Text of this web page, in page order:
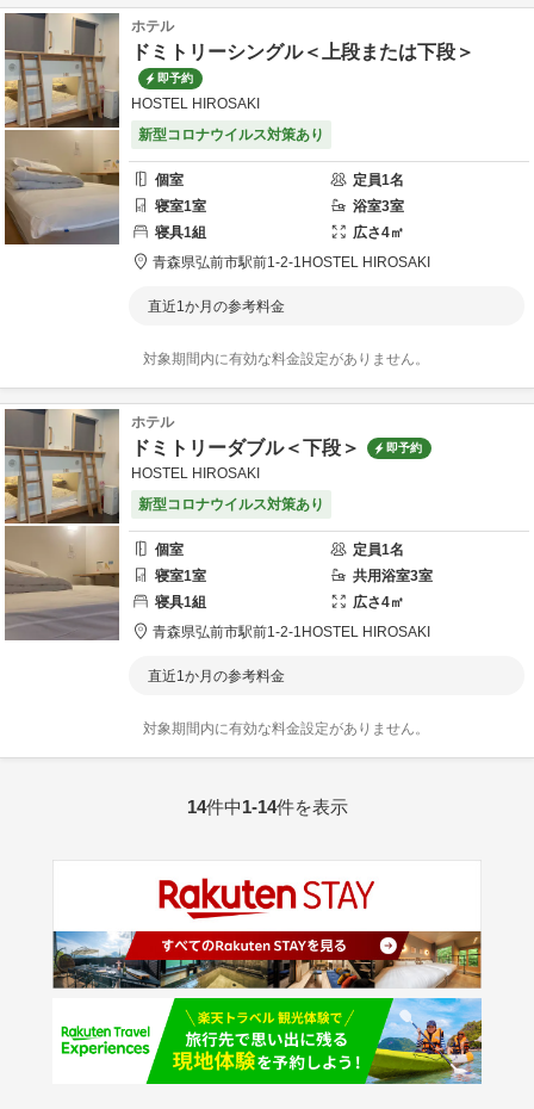
ホテル
ドミトリーシングル＜上段または下段＞
即予約
HOSTEL HIROSAKI
新型コロナウイルス対策あり
個室 定員1名
寝室1室 浴室3室
寝具1組 広さ4㎡
青森県弘前市駅前1-2-1 HOSTEL HIROSAKI
直近1か月の参考料金
対象期間内に有効な料金設定がありません。
ホテル
ドミトリーダブル＜下段＞ 即予約
HOSTEL HIROSAKI
新型コロナウイルス対策あり
個室 定員1名
寝室1室 共用浴室3室
寝具1組 広さ4㎡
青森県弘前市駅前1-2-1 HOSTEL HIROSAKI
直近1か月の参考料金
対象期間内に有効な料金設定がありません。
14件中1-14件を表示